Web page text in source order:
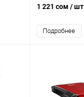
III
1 221 сом / шт
Подробнее